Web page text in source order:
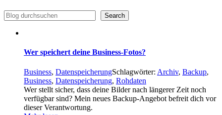
Search Search
Wer speichert deine Business-Fotos?
Business, DatenspeicherungSchlagwörter: Archiv, Backup,
Business, Datenspeicherung, Rohdaten
Wer stellt sicher, dass deine Bilder nach längerer Zeit noch
verfügbar sind? Mein neues Backup-Angebot befreit dich vor
dieser Verantwortung.